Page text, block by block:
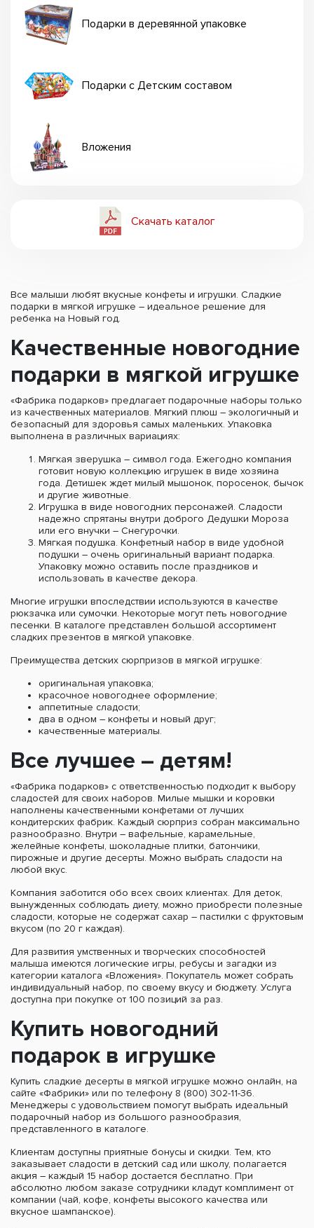
Подарки в деревянной упаковке
Подарки с Детским составом
Вложения
Скачать каталог
Все малыши любят вкусные конфеты и игрушки. Сладкие
подарки в мягкой игрушке – идеальное решение для
ребенка на Новый год.
Качественные новогодние
подарки в мягкой игрушке
«Фабрика подарков» предлагает подарочные наборы только
из качественных материалов. Мягкий плюш – экологичный и
безопасный для здоровья самых маленьких. Упаковка
выполнена в различных вариациях:
Мягкая зверушка – символ года. Ежегодно компания
готовит новую коллекцию игрушек в виде хозяина
года. Детишек ждет милый мышонок, поросенок, бычок
и другие животные.
Игрушка в виде новогодних персонажей. Сладости
надежно спрятаны внутри доброго Дедушки Мороза
или его внучки – Снегурочки.
Мягкая подушка. Конфетный набор в виде удобной
подушки – очень оригинальный вариант подарка.
Упаковку можно оставить после праздников и
использовать в качестве декора.
Многие игрушки впоследствии используются в качестве
рюкзачка или сумочки. Некоторые могут петь новогодние
песенки. В каталоге представлен большой ассортимент
сладких презентов в мягкой упаковке.
Преимущества детских сюрпризов в мягкой игрушке:
оригинальная упаковка;
красочное новогоднее оформление;
аппетитные сладости;
два в одном – конфеты и новый друг;
качественные материалы.
Все лучшее – детям!
«Фабрика подарков» с ответственностью подходит к выбору
сладостей для своих наборов. Милые мышки и коровки
наполнены качественными конфетами от лучших
кондитерских фабрик. Каждый сюрприз собран максимально
разнообразно. Внутри – вафельные, карамельные,
желейные конфеты, шоколадные плитки, батончики,
пирожные и другие десерты. Можно выбрать сладости на
любой вкус.
Компания заботится обо всех своих клиентах. Для деток,
вынужденных соблюдать диету, можно приобрести полезные
сладости, которые не содержат сахар – пастилки с фруктовым
вкусом (по 20 г каждая).
Для развития умственных и творческих способностей
малыша имеются логические игры, ребусы и загадки из
категории каталога «Вложения». Покупатель может собрать
индивидуальный набор, по своему вкусу и бюджету. Услуга
доступна при покупке от 100 позиций за раз.
Купить новогодний
подарок в игрушке
Купить сладкие десерты в мягкой игрушке можно онлайн, на
сайте «Фабрики» или по телефону 8 (800) 302-11-36.
Менеджеры с удовольствием помогут выбрать идеальный
подарочный набор из большого разнообразия,
представленного в каталоге.
Клиентам доступны приятные бонусы и скидки. Тем, кто
заказывает сладости в детский сад или школу, полагается
акция – каждый 15 набор достается бесплатно. При
абсолютно любом заказе сотрудники кладут комплимент от
компании (чай, кофе, конфеты высокого качества или
вкусное шампанское).